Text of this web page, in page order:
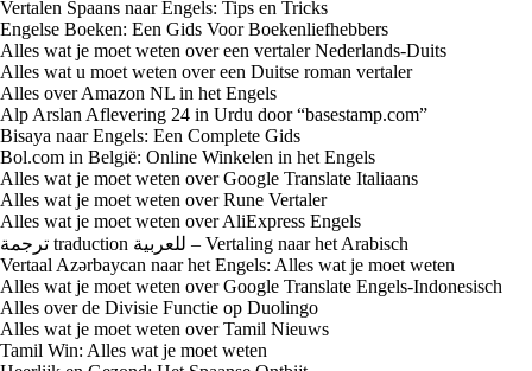
Vertalen Spaans naar Engels: Tips en Tricks
Engelse Boeken: Een Gids Voor Boekenliefhebbers
Alles wat je moet weten over een vertaler Nederlands-Duits
Alles wat u moet weten over een Duitse roman vertaler
Alles over Amazon NL in het Engels
Alp Arslan Aflevering 24 in Urdu door “basestamp.com”
Bisaya naar Engels: Een Complete Gids
Bol.com in België: Online Winkelen in het Engels
Alles wat je moet weten over Google Translate Italiaans
Alles wat je moet weten over Rune Vertaler
Alles wat je moet weten over AliExpress Engels
ترجمة traduction للعربية – Vertaling naar het Arabisch
Vertaal Azərbaycan naar het Engels: Alles wat je moet weten
Alles wat je moet weten over Google Translate Engels-Indonesisch
Alles over de Divisie Functie op Duolingo
Alles wat je moet weten over Tamil Nieuws
Tamil Win: Alles wat je moet weten